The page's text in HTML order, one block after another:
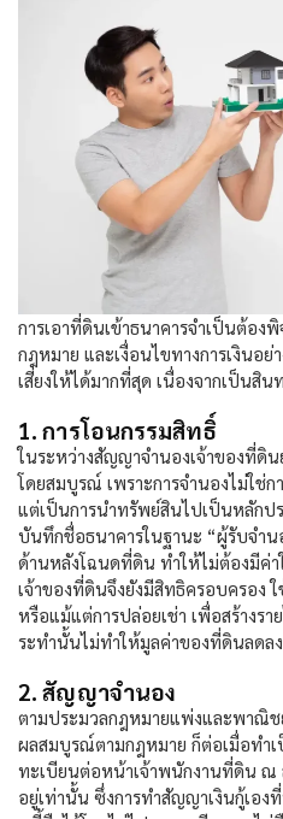
การเอาที่ดินเข้าธนาคารจำเป็นต้อง
กฎหมาย และเงื่อนไขทางการเงินอ
เสี่ยงให้ได้มากที่สุด เนื่องจากเป็นสิ
1. การโอนกรรมสิทธิ์
ในระหว่างสัญญาจำนองเจ้าของที่ดิ
โดยสมบูรณ์ เพราะการจำนองไม่ใช่
แต่เป็นการนำทรัพย์สินไปเป็นหลักป
บันทึกชื่อธนาคารในฐานะ “ผู้รับจำ
ด้านหลังโฉนดที่ดิน ทำให้ไม่ต้องมีค่า
เจ้าของที่ดินจึงยังมีสิทธิครอบครอง
หรือแม้แต่การปล่อยเช่า เพื่อสร้างร
ระทำนั้นไม่ทำให้มูลค่าของที่ดินลด
2. สัญญาจำนอง
ตามประมวลกฎหมายแพ่งและพาณิ
ผลสมบูรณ์ตามกฎหมาย ก็ต่อเมื่อทำ
ทะเบียนต่อหน้าเจ้าพนักงานที่ดิน
อยู่เท่านั้น ซึ่งการทำสัญญาเงินกู้เอง